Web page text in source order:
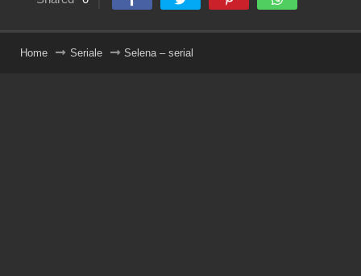
Home Seriale Selena – serial